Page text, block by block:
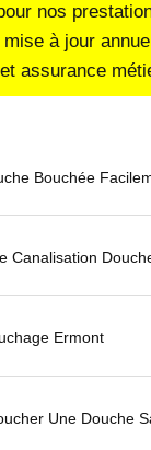
nos
à jour
assurance
Bouchée
Canalisation
Ermont
Une Douche